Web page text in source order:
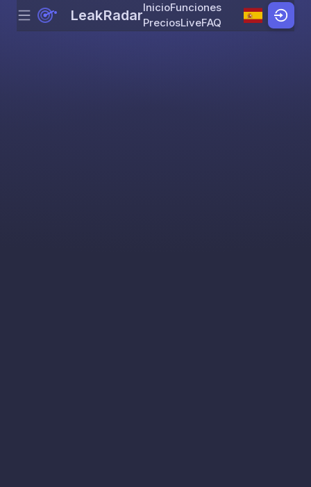
Skip to content
Menu LeakRadarInicioFunciones
PreciosLiveFAQ